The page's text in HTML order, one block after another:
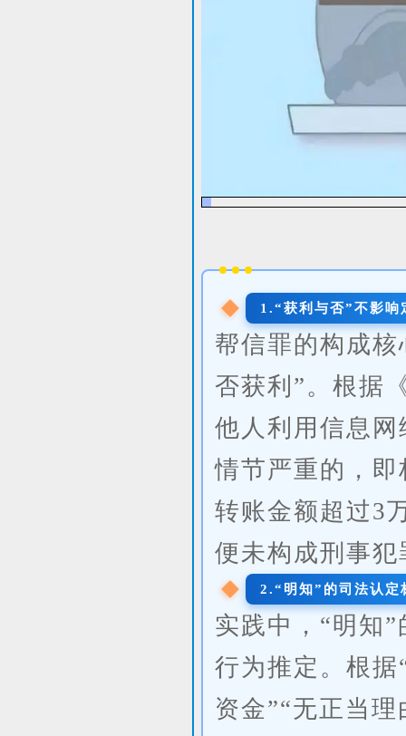
1.“获利与否”不影响
帮信罪的构成
否获利”。根据
他人利用信息
情节严重的，
转账金额超过3
便未构成刑事
2.“明知”的司法认定
实践中，“明知
行为推定。根
资金”“无正当